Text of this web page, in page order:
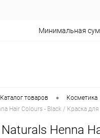
Минимальная
Каталог товаров • Косметика
Hair Colours - Black / Краска
Henna